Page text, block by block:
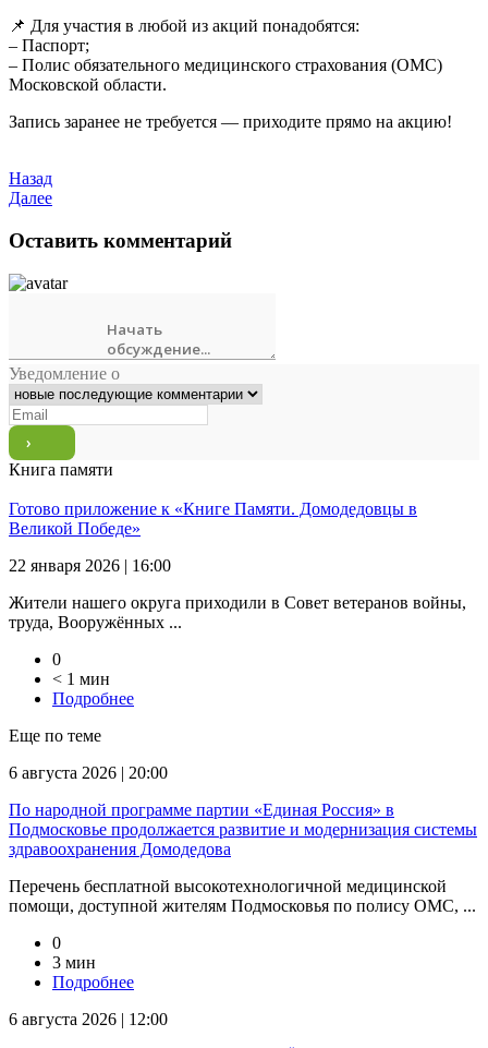
📌 Для участия в любой из акций понадобятся:
– Паспорт;
– Полис обязательного медицинского страхования (ОМС)
Московской области.
Запись заранее не требуется — приходите прямо на акцию!
Назад
Далее
Оставить комментарий
Уведомление о
Книга памяти
Готово приложение к «Книге Памяти. Домодедовцы в
Великой Победе»
22 января 2026 | 16:00
Жители нашего округа приходили в Совет ветеранов войны,
труда, Вооружённых ...
0
< 1 мин
Подробнее
Еще по теме
6 августа 2026 | 20:00
По народной программе партии «Единая Россия» в
Подмосковье продолжается развитие и модернизация системы
здравоохранения Домодедова
Перечень бесплатной высокотехнологичной медицинской
помощи, доступной жителям Подмосковья по полису ОМС, ...
0
3 мин
Подробнее
6 августа 2026 | 12:00